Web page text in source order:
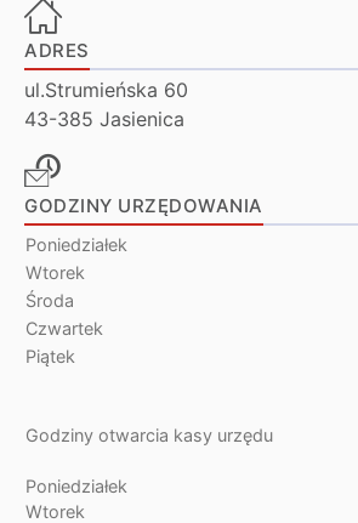
ADRES
ul.Strumieńska 60
43-385 Jasienica
GODZINY URZĘDOWANIA
Poniedziałek
Wtorek
Środa
Czwartek
Piątek
Godziny otwarcia kasy urzędu
Poniedziałek
Wtorek